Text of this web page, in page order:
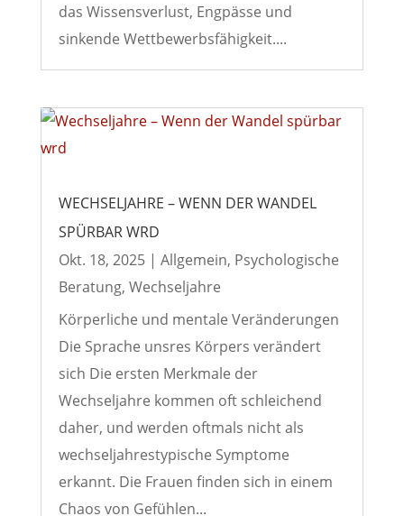
das Wissensverlust, Engpässe und
sinkende Wettbewerbsfähigkeit....
WECHSELJAHRE – WENN DER WANDEL
SPÜRBAR WRD
Okt. 18, 2025| Allgemein, Psychologische
Beratung, Wechseljahre
Körperliche und mentale Veränderungen
Die Sprache unsres Körpers verändert
sich Die ersten Merkmale der
Wechseljahre kommen oft schleichend
daher, und werden oftmals nicht als
wechseljahrestypische Symptome
erkannt. Die Frauen finden sich in einem
Chaos von Gefühlen...